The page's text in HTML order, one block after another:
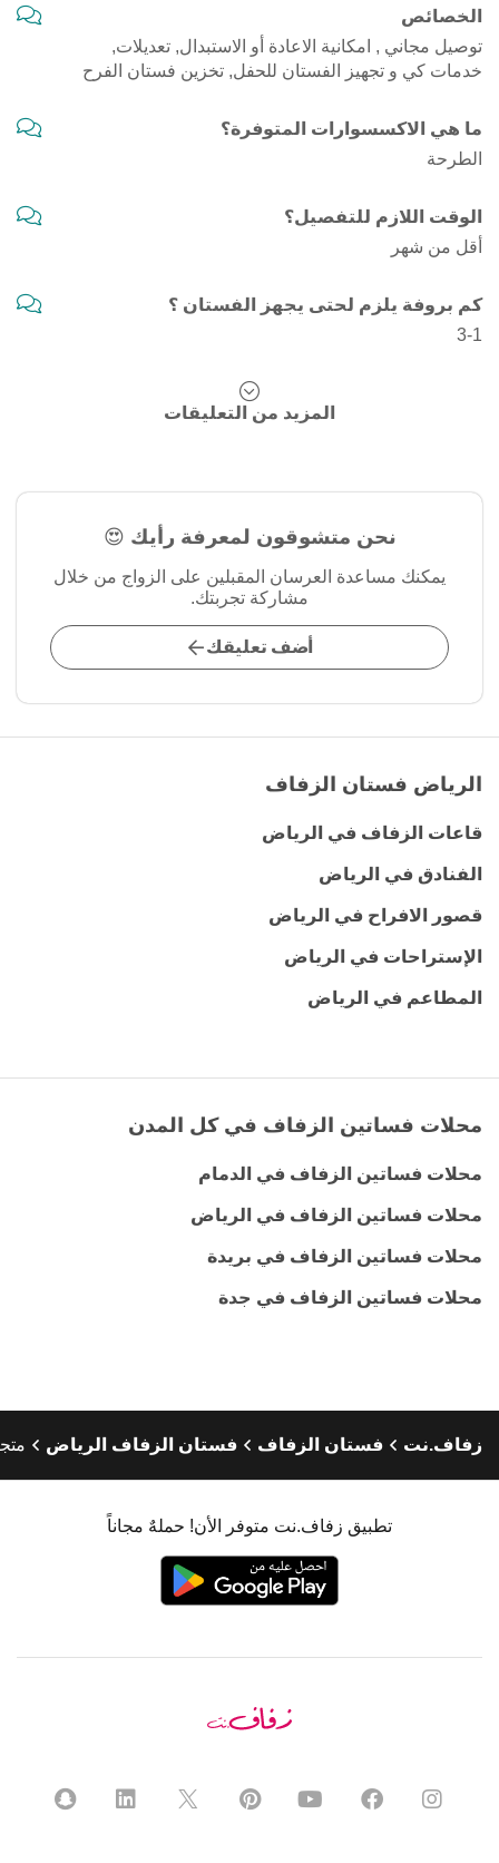
الخصائص
توصيل مجاني , امكانية الاعادة أو الاستبدال, تعديلات,
خدمات كي و تجهيز الفستان للحفل, تخزين فستان الفرح
ما هي الاكسسوارات المتوفرة؟
الطرحة
الوقت اللازم للتفصيل؟
أقل من شهر
كم بروفة يلزم لحتى يجهز الفستان ؟
3-1
المزيد من التعليقات
نحن متشوقون لمعرفة رأيك 😍
يمكنك مساعدة العرسان المقبلين على الزواج من خلال
مشاركة تجربتك.
أضف تعليقك
الرياض فستان الزفاف
قاعات الزفاف في الرياض
الفنادق في الرياض
قصور الافراح في الرياض
الإستراحات في الرياض
المطاعم في الرياض
محلات فساتين الزفاف في كل المدن
محلات فساتين الزفاف في الدمام
محلات فساتين الزفاف في الرياض
محلات فساتين الزفاف في بريدة
محلات فساتين الزفاف في جدة
زفاف.نت فستان الزفاف فستان الزفاف الرياض
تطبيق زفاف.نت متوفر الأن! حملهٌ مجاناً